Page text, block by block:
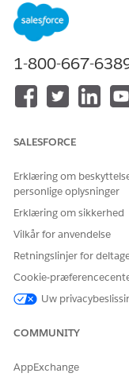
Opsæt Google
Når du opretter
opsætte Google
Google Maps fra
Giv os
1-800-667-
SALESFORCE
Erklæring om
personlige oplysninger
Erklæring om sikkerhed
Vilkår for anvendelse
Retningslinjer for
Cookie-
Uw
COMMUNITY
AppExchange